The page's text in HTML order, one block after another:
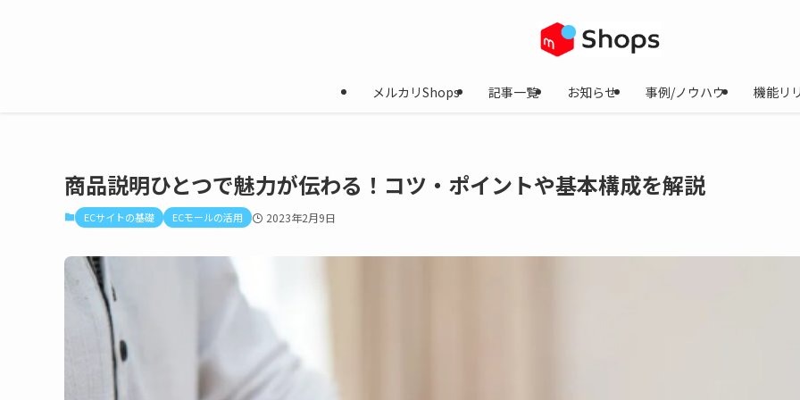
メルカリShops 記事一覧 お知らせ 事例/ノウハウ 機能リ
商品説明ひとつで魅力が伝わる！コツ・ポイントや基本構成を解説
ECサイトの基礎 ECモールの活用 2023年2月9日